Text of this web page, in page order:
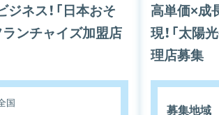
ネス！「日本おそ
ランチャイズ加盟店
国
高単価×成
現！「太陽
理店募集
募集地域